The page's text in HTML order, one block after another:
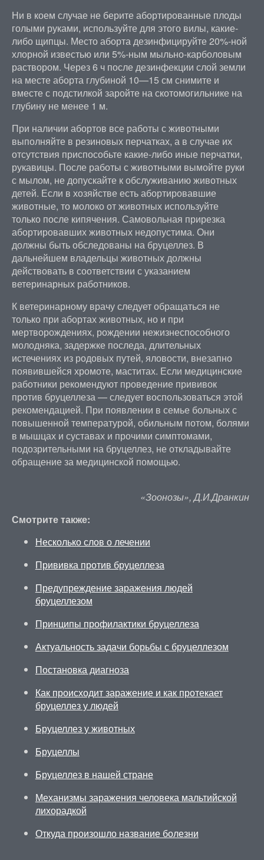
Ни в коем случае не берите абортированные плоды
голыми руками, используйте для этого вилы, какие-
либо щипцы. Место аборта дезинфицируйте 20%-ной
хлорной известью или 5%-ным мыльно-карболовым
раствором. Через 6 ч после дезинфекции слой земли
на месте аборта глубиной 10—15 см снимите и
вместе с подстилкой заройте на скотомогильнике на
глубину не менее 1 м.
При наличии абортов все работы с животными
выполняйте в резиновых перчатках, а в случае их
отсутствия приспособьте какие-либо иные перчатки,
рукавицы. После работы с животными вымойте руки
с мылом, не допускайте к обслуживанию животных
детей. Если в хозяйстве есть абортировавшие
животные, то молоко от животных используйте
только после кипячения. Самовольная прирезка
абортировавших животных недопустима. Они
должны быть обследованы на бруцеллез. В
дальнейшем владельцы животных должны
действовать в соответствии с указанием
ветеринарных работников.
К ветеринарному врачу следует обращаться не
только при абортах животных, но и при
мертворождениях, рождении нежизнеспособного
молодняка, задержке последа, длительных
истечениях из родовых путей, яловости, внезапно
появившейся хромоте, маститах. Если медицинские
работники рекомендуют проведение прививок
против бруцеллеза — следует воспользоваться этой
рекомендацией. При появлении в семье больных с
повышенной температурой, обильным потом, болями
в мышцах и суставах и прочими симптомами,
подозрительными на бруцеллез, не откладывайте
обращение за медицинской помощью.
«Зоонозы», Д.И.Дранкин
Смотрите также:
Несколько слов о лечении
Прививка против бруцеллеза
Предупреждение заражения людей
бруцеллезом
Принципы профилактики бруцеллеза
Актуальность задачи борьбы с бруцеллезом
Постановка диагноза
Как происходит заражение и как протекает
бруцеллез у людей
Бруцеллез у животных
Бруцеллы
Бруцеллез в нашей стране
Механизмы заражения человека мальтийской
лихорадкой
Откуда произошло название болезни